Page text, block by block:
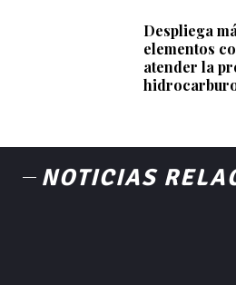
Despliega
elementos
atender la
NOTICIAS